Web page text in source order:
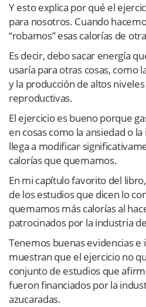
Y esto explica por qué el
para nosotros. Cuando
“robamos” esas calorías de
Es decir, debo sacar energía
usaría para otras cosas, como
y la producción de altos
reproductivas.
El ejercicio es bueno porque
en cosas como la ansiedad o
llega a modificar
calorías que quemamos.
En mi capítulo favorito del
de los estudios que dicen lo
quemamos más calorías al
patrocinados por la industria
Tenemos buenas evidencias
muestran que el ejercicio no
conjunto de estudios que
fueron financiados por la
azucaradas.